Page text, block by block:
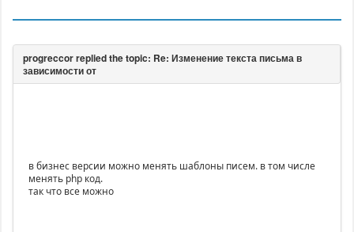
в бизнес версии можно менять шаблоны писем. в том числе
менять php код.
так что все можно